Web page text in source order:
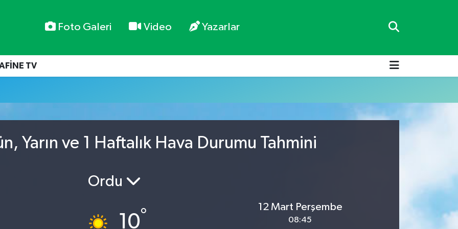
Foto Galeri Video Yazarlar
TV
Yarın ve 1 Haftalık Hava Durumu Tahmini
Ordu
10°
12 Mart Perşembe
08:45